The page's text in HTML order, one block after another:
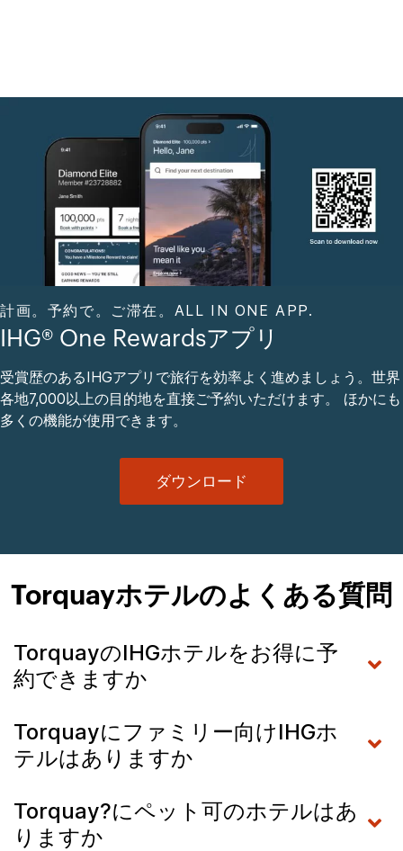
計画。予約で。ご滞在。ALL IN ONE APP.
IHG® One Rewardsアプリ
受賞歴のあるIHGアプリで旅行を効率よく進めましょう。世界
各地7,000以上の目的地を直接ご予約いただけます。 ほかにも
多くの機能が使用できます。
ダウンロード
Torquayホテルのよくある質問
TorquayのIHGホテルをお得に予
約できますか
Torquayにファミリー向けIHGホ
テルはありますか
Torquay?にペット可のホテルはあ
りますか